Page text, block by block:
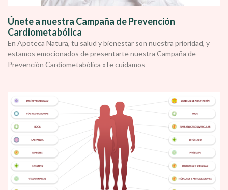
Únete a nuestra Campaña de Prevención
Cardiometabólica
En Apoteca Natura, tu salud y bienestar son nuestra prioridad, y
estamos emocionados de presentarte nuestra Campaña de
Prevención Cardiometabólica «Te cuidamos